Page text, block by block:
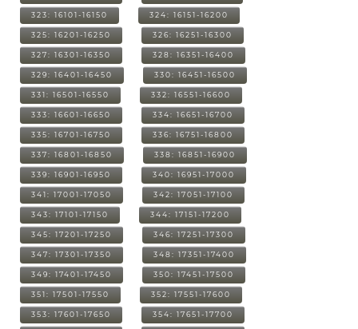
323: 16101-16150 324: 16151-16200
325: 16201-16250 326: 16251-16300
327: 16301-16350 328: 16351-16400
329: 16401-16450 330: 16451-16500
331: 16501-16550 332: 16551-16600
333: 16601-16650 334: 16651-16700
335: 16701-16750 336: 16751-16800
337: 16801-16850 338: 16851-16900
339: 16901-16950 340: 16951-17000
341: 17001-17050 342: 17051-17100
343: 17101-17150 344: 17151-17200
345: 17201-17250 346: 17251-17300
347: 17301-17350 348: 17351-17400
349: 17401-17450 350: 17451-17500
351: 17501-17550 352: 17551-17600
353: 17601-17650 354: 17651-17700